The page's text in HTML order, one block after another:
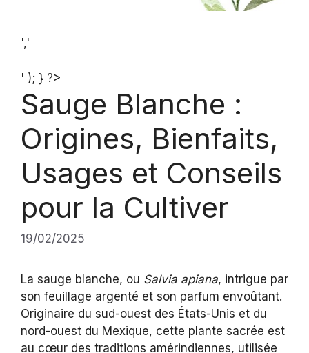
','
' ); } ?>
Sauge Blanche :
Origines, Bienfaits,
Usages et Conseils
pour la Cultiver
19/02/2025
La sauge blanche, ou Salvia apiana, intrigue par
son feuillage argenté et son parfum envoûtant.
Originaire du sud-ouest des États-Unis et du
nord-ouest du Mexique, cette plante sacrée est
au cœur des traditions amérindiennes, utilisée